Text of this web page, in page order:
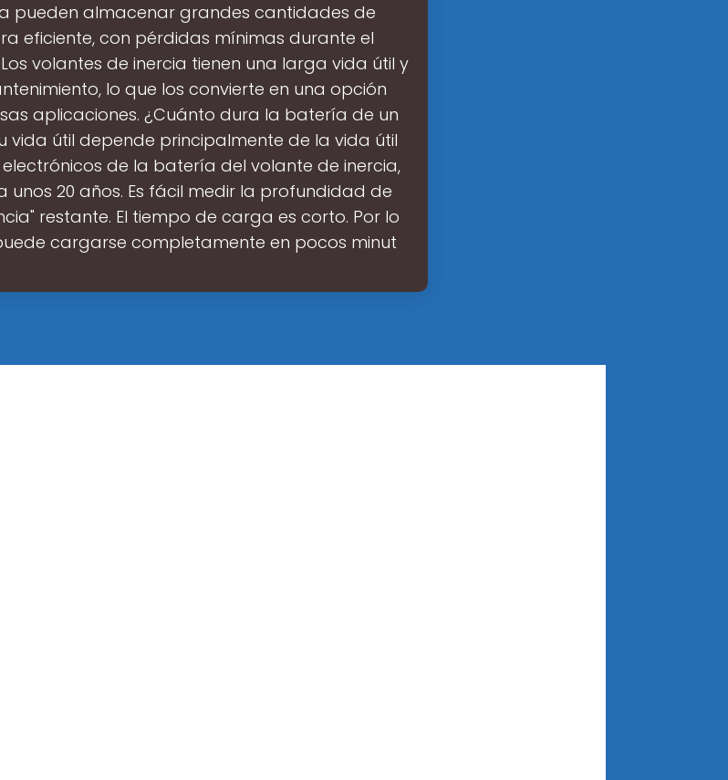
pueden almacenar grandes cantidades de
eficiente, con pérdidas mínimas durante el
volantes de inercia tienen una larga vida útil y
lo que los convierte en una opción
aplicaciones. ¿Cuánto dura la batería de un
vida útil depende principalmente de la vida útil
de la batería del volante de inercia,
unos 20 años. Es fácil medir la profundidad de
restante. El tiempo de carga es corto. Por lo
cargarse completamente en pocos minut